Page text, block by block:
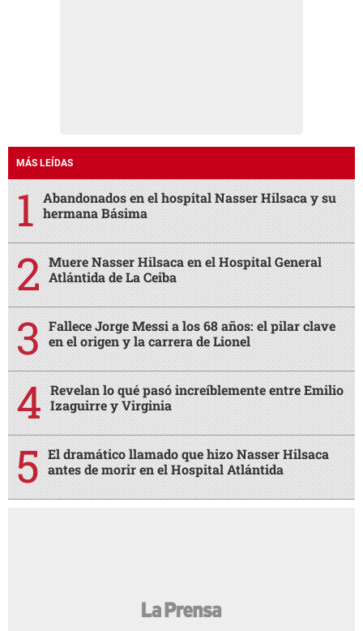
MÁS LEÍDAS
Abandonados en el hospital Nasser Hilsaca y su
hermana Básima
Muere Nasser Hilsaca en el Hospital General
Atlántida de La Ceiba
Fallece Jorge Messi a los 68 años: el pilar clave
en el origen y la carrera de Lionel
Revelan lo qué pasó increíblemente entre Emilio
Izaguirre y Virginia
El dramático llamado que hizo Nasser Hilsaca
antes de morir en el Hospital Atlántida